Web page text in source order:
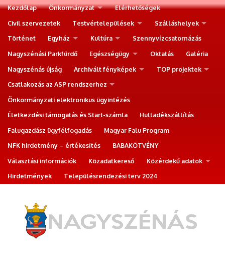
Kezdőlap Önkormányzat
Elérhetőségek
Civil szervezetek
Testvértelepülések
Szálláshelyek
Történet
Egyház Kultúra
Szennyvízcsatornázás
Nagyszénási Parkfürdő
Egészségügy Oktatás
Galéria
Nagyszénás újság
Archivált fényképek
TOP projektek
Csatlakozás az ASP rendszerhez
Önkormányzati elektronikus ügyintézés
Életkezdési támogatás és Start-számla
Hulladékszállítás
Falugazdász ügyfélfogadás
Magyar Falu Program
NFK hirdetmény – értékesítés
BABAKÖTVÉNY
Választási információk
Közadatkereső
Közérdekű adatok
Hirdetmények
Településrendezési terv 2024